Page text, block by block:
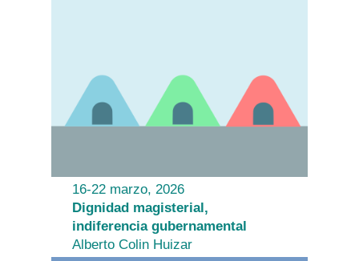
16-22 marzo, 2026
Dignidad magisterial,
indiferencia gubernamental
Alberto Colin Huizar